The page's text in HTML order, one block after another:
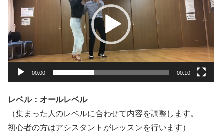
ー
ヤ
ー
00:00 00:10
レベル：オールレベル
（集まった人のレベルに合わせて内容を調整します。
初心者の方はアシスタントがレッスンを行います）